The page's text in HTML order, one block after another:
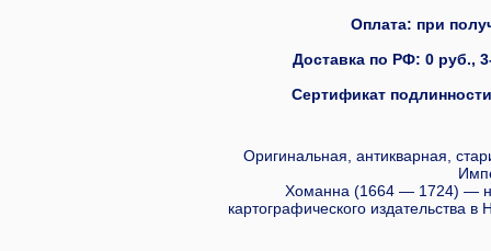
Оплата: при
Доставка по РФ: 0 руб.,
Сертификат
Оригинальная, антикварная,
Хоманна (1664 — 1724) —
картографического издательства